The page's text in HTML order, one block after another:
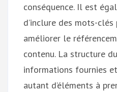
conséquence. Il est
d’inclure des mots-
améliorer le
contenu. La structure
informations fournies
autant d’éléments à